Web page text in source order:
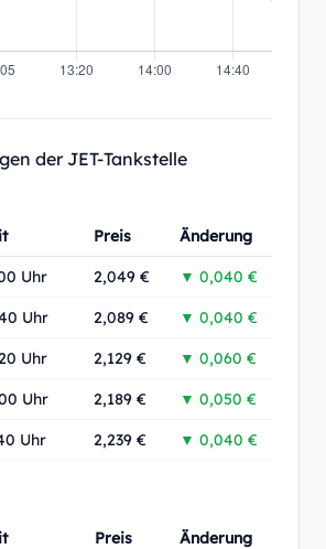
der JET-Tankstelle
Preis Änderung
Uhr 2,049 € ▼ 0,040 €
Uhr 2,089 € ▼ 0,040 €
Uhr 2,129 € ▼ 0,060 €
Uhr 2,189 € ▼ 0,050 €
Uhr 2,239 € ▼ 0,040 €
Preis Änderung